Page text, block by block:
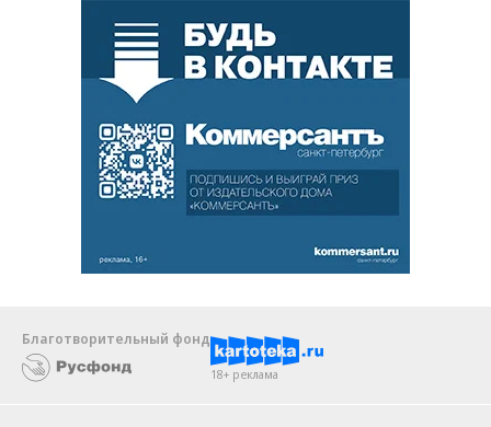
Благотворительный фонд
18+ реклама